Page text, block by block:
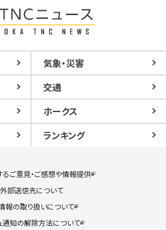
気象・災害
交通
ホークス
ランキング
ご意見・ご感想や情報提供
外部送信先について
報の取り扱いについて
通知の解除方法について